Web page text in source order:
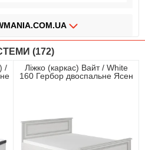
ПРИ ОТРИМАННІ
(172)
/
Ліжко (каркас) Вайт / White
160 Гербор двоспальне Ясен